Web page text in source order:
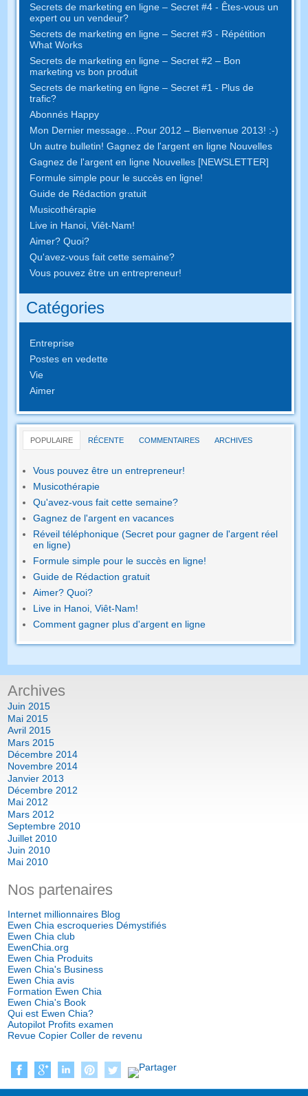
Secrets de marketing en ligne – Secret #4 - Êtes-vous un
expert ou un vendeur?
Secrets de marketing en ligne – Secret #3 - Répétition
What Works
Secrets de marketing en ligne – Secret #2 – Bon
marketing vs bon produit
Secrets de marketing en ligne – Secret #1 - Plus de
trafic?
Abonnés Happy
Mon Dernier message…Pour 2012 – Bienvenue 2013! :-)
Un autre bulletin! Gagnez de l'argent en ligne Nouvelles
Gagnez de l'argent en ligne Nouvelles [NEWSLETTER]
Formule simple pour le succès en ligne!
Guide de Rédaction gratuit
Musicothérapie
Live in Hanoi, Viêt-Nam!
Aimer? Quoi?
Qu'avez-vous fait cette semaine?
Vous pouvez être un entrepreneur!
Catégories
Entreprise
Postes en vedette
Vie
Aimer
POPULAIRE RÉCENTE COMMENTAIRES ARCHIVES
Vous pouvez être un entrepreneur!
Musicothérapie
Qu'avez-vous fait cette semaine?
Gagnez de l'argent en vacances
Réveil téléphonique (Secret pour gagner de l'argent réel
en ligne)
Formule simple pour le succès en ligne!
Guide de Rédaction gratuit
Aimer? Quoi?
Live in Hanoi, Viêt-Nam!
Comment gagner plus d'argent en ligne
Archives
Juin 2015
Mai 2015
Avril 2015
Mars 2015
Décembre 2014
Novembre 2014
Janvier 2013
Décembre 2012
Mai 2012
Mars 2012
Septembre 2010
Juillet 2010
Juin 2010
Mai 2010
Nos partenaires
Internet millionnaires Blog
Ewen Chia escroqueries Démystifiés
Ewen Chia club
EwenChia.org
Ewen Chia Produits
Ewen Chia's Business
Ewen Chia avis
Formation Ewen Chia
Ewen Chia's Book
Qui est Ewen Chia?
Autopilot Profits examen
Revue Copier Coller de revenu